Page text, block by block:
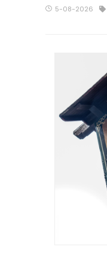
5-08-2026